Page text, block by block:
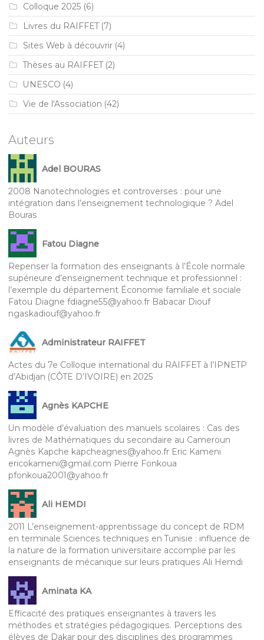
Colloque 2025 (6)
Livres du RAIFFET(7)
Sites Web à découvrir (4)
Thèses au RAIFFET(2)
UNESCO (4)
Vie de l'Association (42)
Auteurs
Adel BOURAS
2008 Nanotechnologies et controverses : pour une
intégration dans l’enseignement technologique ? Adel
Bouras
Fatou Diagne
Repenser la formation des enseignants à l’École normale
supérieure d’enseignement technique et professionnel :
l’exemple du département Économie familiale et sociale
Fatou Diagne fdiagne55@yahoo.fr Babacar Diouf
ngaskadiouf@yahoo.fr
Administrateur RAIFFET
Actes du 7e Colloque international du RAIFFET à l’IPNETP
d’Abidjan (CÔTE D’IVOIRE) en 2025
Agnès KAPCHE
Un modèle d’évaluation des manuels scolaires : Cas des
livres de Mathématiques du secondaire au Cameroun
Agnès Kapche kapcheagnes@yahoo.fr Eric Kameni
ericokameni@gmail.com Pierre Fonkoua
pfonkoua2001@yahoo.fr
Ali HEMDI
2011 L’enseignement-apprentissage du concept de RDM
en terminale Sciences techniques en Tunisie : influence de
la nature de la formation universitaire accomplie par les
enseignants de mécanique sur leurs pratiques Ali Hemdi
Aminata KA
Efficacité des pratiques enseignantes à travers les
méthodes et stratégies pédagogiques. Perceptions des
élèves de Dakar pour des disciplines des programmes